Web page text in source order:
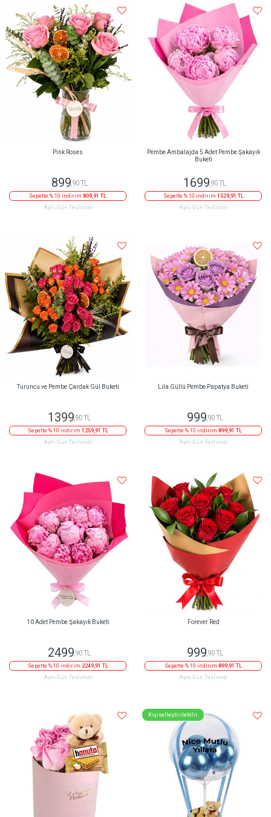
Pink Roses
899,90 TL
Sepette % 10 indirim 809,91 TL
Aynı Gün Teslimat
Pembe Ambalajda 5 Adet Pembe Şakayık
Buketi
1699 ,90 TL
Sepette % 10 indirim 1529,91 TL
Aynı Gün Teslimat
Turuncu ve Pembe Çardak Gül Buketi
1399,90 TL
Sepette % 10 indirim 1259,91 TL
Aynı Gün Teslimat
Lila Güllü Pembe Papatya Buketi
999,90 TL
Sepette % 10 indirim 899,91 TL
Aynı Gün Teslimat
10 Adet Pembe Şakayık Buketi
2499 ,90 TL
Sepette % 10 indirim 2249,91 TL
Aynı Gün Teslimat
Forever Red
999,90 TL
Sepette % 10 indirim 899,91 TL
Aynı Gün Teslimat
Kişiselleştirilebilir